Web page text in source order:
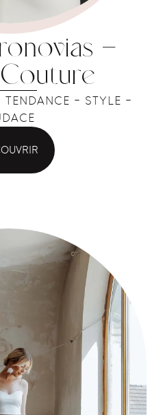
–
TENDANCE - STYLE -